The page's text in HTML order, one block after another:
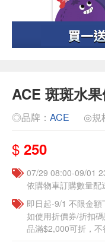
ACE 斑斑水
◎品牌： ACE ◎規
$ 250
07/29 08:00-09/01
依購物車訂購數量配
即日起-9/1 不限金
如使用折價券/折扣
品滿$2,000可折，